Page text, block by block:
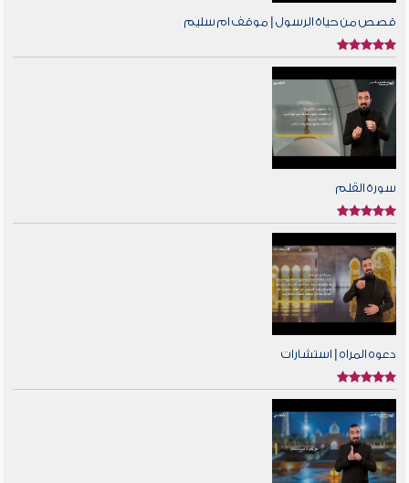
قصص من حياة الرسول | موقف ام سليم
سورة القلم
دعوه المراه | استشارات